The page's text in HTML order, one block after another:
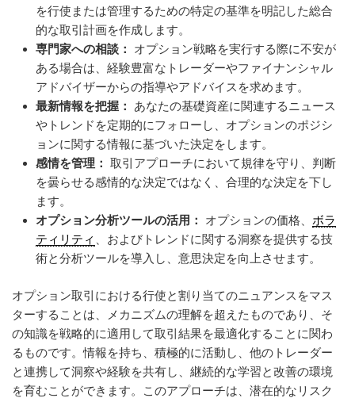
を行使または管理するための特定の基準を明記した総合
的な取引計画を作成します。
専門家への相談：
オプション戦略を実行する際に不安が
ある場合は、経験豊富なトレーダーやファイナンシャル
アドバイザーからの指導やアドバイスを求めます。
最新情報を把握：
あなたの基礎資産に関連するニュース
やトレンドを定期的にフォローし、オプションのポジシ
ョンに関する情報に基づいた決定をします。
感情を管理： 取引アプローチにおいて規律を守り、判断
を曇らせる感情的な決定ではなく、合理的な決定を下し
ます。
オプション分析ツールの活用：
オプションの価格、 ボラ
ティリティ
、およびトレンドに関する洞察を提供する技
術と分析ツールを導入し、意思決定を向上させます。
オプション取引における行使と割り当てのニュアンスをマス
ターすることは、メカニズムの理解を超えたものであり、そ
の知識を戦略的に適用して取引結果を最適化することに関わ
るものです。情報を持ち、積極的に活動し、他のトレーダー
と連携して洞察や経験を共有し、継続的な学習と改善の環境
を育むことができます。このアプローチは、潜在的なリスク